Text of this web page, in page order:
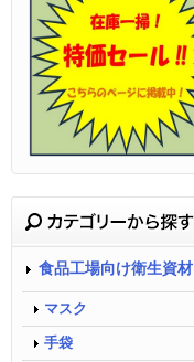
食品工場向け衛生資材
マスク
手袋